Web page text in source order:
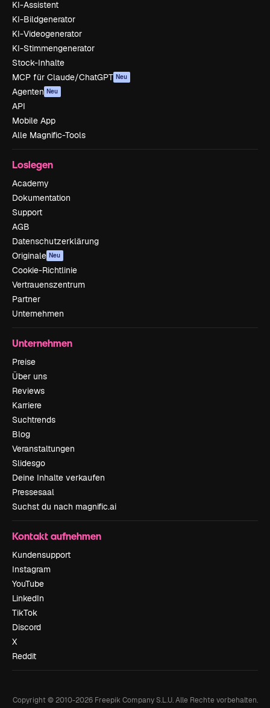
KI-Assistent
KI-Bildgenerator
KI-Videogenerator
KI-Stimmengenerator
Stock-Inhalte
MCP für Claude/ChatGPT Neu
Agenten Neu
API
Mobile App
Alle Magnific-Tools
Loslegen
Academy
Dokumentation
Support
AGB
Datenschutzerklärung
Originale Neu
Cookie-Richtlinie
Vertrauenszentrum
Partner
Unternehmen
Unternehmen
Preise
Über uns
Reviews
Karriere
Suchtrends
Blog
Veranstaltungen
Slidesgo
Deine Inhalte verkaufen
Pressesaal
Suchst du nach magnific.ai
Kontakt aufnehmen
Kundensupport
Instagram
YouTube
LinkedIn
TikTok
Discord
X
Reddit
Copyright © 2010-2026Freepik Company S.L.U. Alle Rechte vorbehalten.